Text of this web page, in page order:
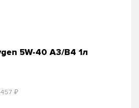
5W-40 A3/B4 1л
₽